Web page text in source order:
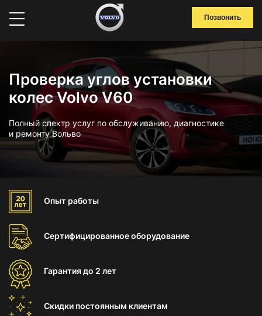
Позвонить
Проверка углов установки
колес Volvo V60
Полный спектр услуг по обслуживанию, диагностике
и ремонту Вольво
Опыт работы
Сертифицированноеоборудование
Гарантиядо 2 лет
Скидки постоянным клиентам